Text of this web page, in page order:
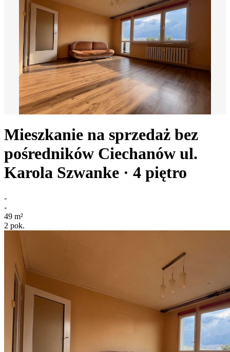
Mieszkanie na sprzedaż bez
pośredników Ciechanów ul.
Karola Szwanke · 4 piętro
-
-
49 m²
2 pok.